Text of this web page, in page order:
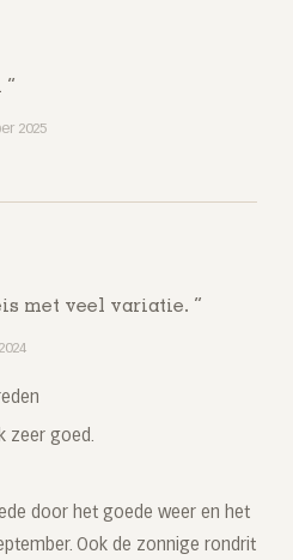
2025
met veel variatie.
zeer goed.
door het goede weer en het
Ook de zonnige rondrit